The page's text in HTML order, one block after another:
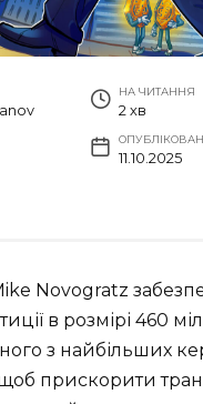
НА ЧИТАННЯ
2 хв
11.10.2025
Novogratz
в розмірі 460
з найбільших
щоб прискорити